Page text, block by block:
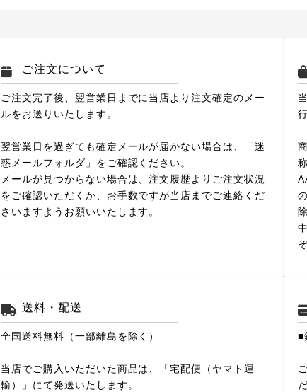
ご注文について
ご注文完了後、翌営業日までに当店より注文確定のメー
ルをお送りいたします。
翌営業日を過ぎても確定メールが届かない場合は、「迷
惑メールフォルダ」をご確認ください。
メールが見つからない場合は、注文履歴よりご注文状況
をご確認いただくか、お手数ですが当店までご連絡くだ
さいますようお願いいたします。
送料・配送
全国送料無料（一部離島を除く）
当店でご購入いただいた商品は、「宅配便（ヤマト運
輸）」にて発送いたします。
■